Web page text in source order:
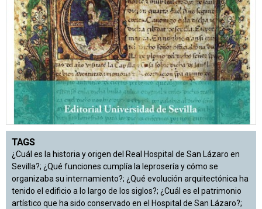
TAGS
¿Cuál es la historia y origen del Real Hospital de San Lázaro en
Sevilla?; ¿Qué funciones cumplía la leprosería y cómo se
organizaba su internamiento?; ¿Qué evolución arquitectónica ha
tenido el edificio a lo largo de los siglos?; ¿Cuál es el patrimonio
artístico que ha sido conservado en el Hospital de San Lázaro?;